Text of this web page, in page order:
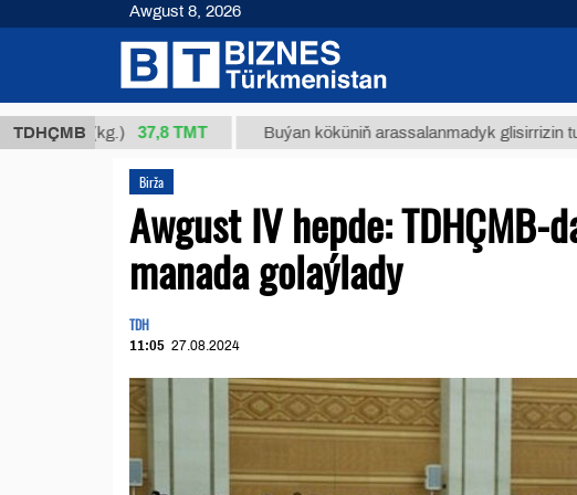
TDHÇMB
1 (kg.) 37,8 ТМТ Buýan köküniň arassalanmadyk glisirrizin turşusy
Birža
Awgust IV hepde:
manada golaýlady
TDH
11:05 27.08.2024
Awgust 8, 2026